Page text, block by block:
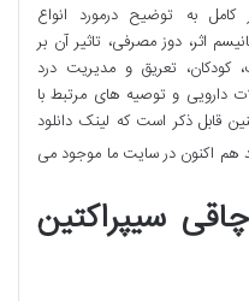
به توضیح درمورد انواع
اثر، دوز مصرفی، تاثیر آن بر
کودکان، تعریق و مدیریت درد
دارویی و توصیه های مرتبط با
قابل ذکر است که لینک دانلود
هم اکنون در سایت ما موجود می
سیپراکتین